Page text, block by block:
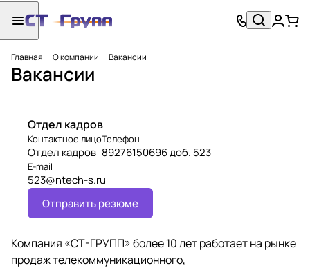
Главная О компании Вакансии
Вакансии
Отдел кадров
Контактное лицо
Отдел кадров
Телефон
89276150696 доб. 523
E-mail
523@ntech-s.ru
Отправить резюме
Компания «СТ-ГРУПП» более 10 лет работает на рынке
продаж телекоммуникационного,